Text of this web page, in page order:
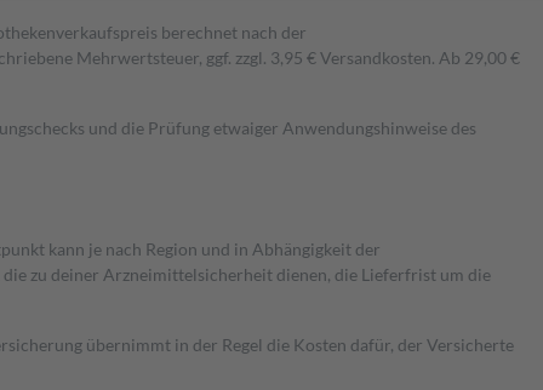
berechnet nach der
Mehrwertsteuer, ggf. zzgl. 3,95 € Versandkosten. Ab 29,00 €
und die Prüfung etwaiger Anwendungshinweise des
kann je nach Region und in Abhängigkeit der
zu deiner Arzneimittelsicherheit dienen, die Lieferfrist um die
übernimmt in der Regel die Kosten dafür, der Versicherte